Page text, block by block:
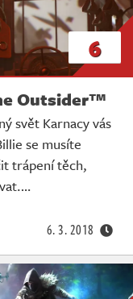
6
Outsider™
svět Karnacy vás
se musíte
trápení těch,
6. 3. 2018